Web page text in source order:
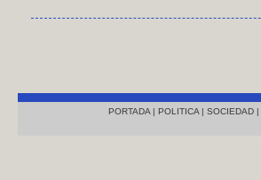
PORTADA | POLITICA | SOCIEDAD |